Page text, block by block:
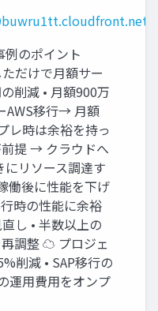
例のポイント
だけで月額サー
削減 • 月額900万
AWS移行→ 月額
レ時は余裕を持っ
提 → クラウドへ
リソース調達す
働後に性能を下げ
時の性能に余裕
し • 半数以上の
調整 ☁ プロジェ
削減 • SAP移行の
運用費用をオンプ